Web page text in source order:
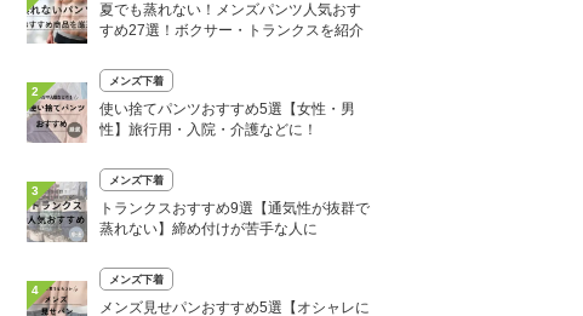
夏でも蒸れない！メンズパンツ人気おす
すめ27選！ボクサー・トランクスを紹介
2
メンズ下着
使い捨てパンツおすすめ5選【女性・男
性】旅行用・入院・介護などに！
3
メンズ下着
トランクスおすすめ9選【通気性が抜群で
蒸れない】締め付けが苦手な人に
4
メンズ下着
メンズ見せパンおすすめ5選【オシャレに